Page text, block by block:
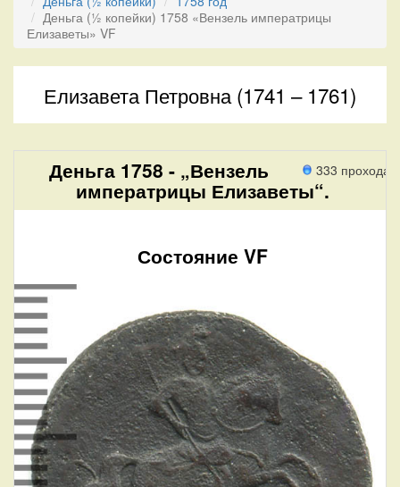
Деньга (½ копейки) 1758 «Вензель императрицы
Елизаветы» VF
Елизавета Петровна (1741 – 1761)
333 прохода
Деньга 1758 - „Вензель
императрицы Елизаветы“.
Состояние VF